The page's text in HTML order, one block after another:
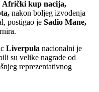
Afrički kup nacija,
nakon boljeg izvođenja
postigao je Sadio Mane,
Liverpula nacionalni je
su velike nagrade od
reprezentativnog